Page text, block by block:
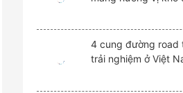
4 cung đường road
trải nghiệm ở Việt